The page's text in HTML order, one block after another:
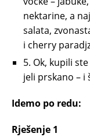
nektarine, a
salata,
i cherry
5. Ok, kupili
jeli prskano – i
Idemo po redu:
Rješenje 1